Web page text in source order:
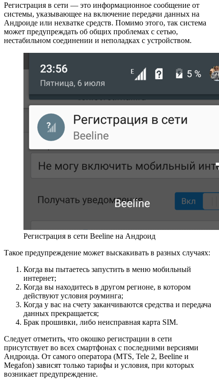
Регистрация в сети — это информационное сообщение от
системы, указывающее на включение передачи данных на
Андроиде или нехватке средств. Помимо этого, так система
может предупреждать об общих проблемах с сетью,
нестабильном соединении и неполадках с устройством.
Регистрация в сети Beeline на Андроид
Такое предупреждение может выскакивать в разных случаях:
Когда вы пытаетесь запустить в меню мобильный
интернет;
Когда вы находитесь в другом регионе, в котором
действуют условия роуминга;
Когда у вас на счету заканчиваются средства и передача
данных прекращается;
Брак прошивки, либо неисправная карта SIM.
Следует отметить, что окошко регистрации в сети
присутствует во всех смартфонах с последними версиями
Андроида. От самого оператора (MTS, Tele 2, Beeline и
Megafon) зависят только тарифы и условия, при которых
возникает предупреждение.